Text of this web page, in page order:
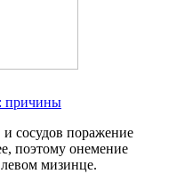
причины
сосудов поражение
поэтому онемение
мизинце.